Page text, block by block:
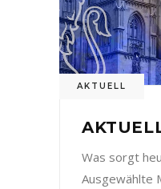
AKTUELL
Was sorgt
Ausgewählte